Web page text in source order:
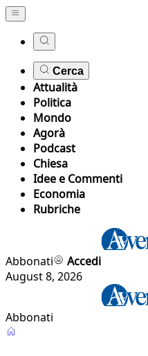
Cerca
Attualità
Politica
Mondo
Agorà
Podcast
Chiesa
Idee e Commenti
Economia
Rubriche
Abbonati
Accedi
August 8, 2026
Abbonati